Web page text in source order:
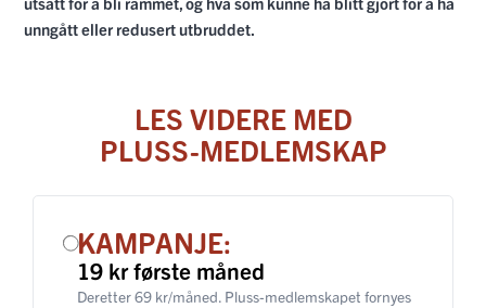
unngått eller redusert utbruddet.
LES VIDERE MED
PLUSS-MEDLEMSKAP
KAMPANJE:
19 kr første måned
Deretter 69 kr/måned. Pluss-medlemskapet fornyes